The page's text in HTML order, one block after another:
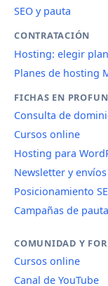
SEO y pauta
CONTRATACIÓN
Hosting: elegir
Planes de hosting
FICHAS EN
Consulta de
Cursos online
Hosting para
Newsletter y
Posicionamiento
Campañas de
COMUNIDAD Y
Cursos online
Canal de YouTube